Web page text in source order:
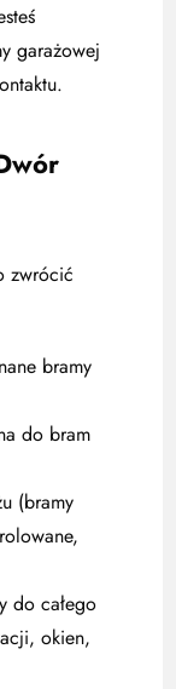
garażowej
zwrócić
bramy
do bram
(bramy
do całego
okien,